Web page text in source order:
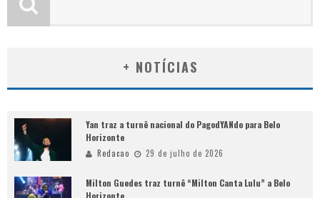
+ NOTÍCIAS
Yan traz a turnê nacional do PagodYANdo para Belo
Horizonte
Redacao 29 de julho de 2026
Milton Guedes traz turnê “Milton Canta Lulu” a Belo